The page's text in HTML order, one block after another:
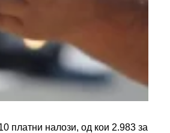
платни налози, од кои 2.983 за